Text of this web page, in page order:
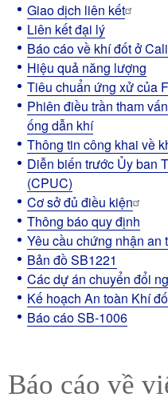
Giao dịch liên kết
Liên kết đại lý
Báo cáo về khí đốt ở
Hiệu quả năng lượng
Tiêu chuẩn ứng xử của
Phiên điều trần tham
ống dẫn khí
Thông tin công khai về
Diễn biến trước Ủy ban
(CPUC)
Cơ sở đủ điều kiện
Thông báo quy định
Yêu cầu chứng nhận an
Bản đồ SB1221
Các dự án chuyển đổi
Kế hoạch An toàn Khí
Báo cáo SB-1006
Báo cáo về